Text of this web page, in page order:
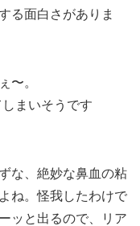
る面白さがありま
〜。
まいそうです
な、絶妙な鼻血の粘
ね。怪我したわけで
ッと出るので、リア